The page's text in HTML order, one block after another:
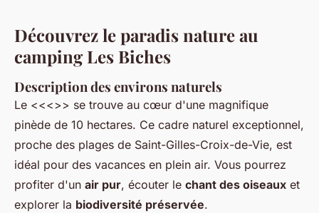
Découvrez le paradis nature au
camping Les Biches
Description des environs naturels
Le <<<>> se trouve au cœur d'une magnifique
pinède de 10 hectares. Ce cadre naturel exceptionnel,
proche des plages de Saint-Gilles-Croix-de-Vie, est
idéal pour des vacances en plein air. Vous pourrez
profiter d'un air pur, écouter le chant des oiseaux et
explorer la biodiversité préservée.